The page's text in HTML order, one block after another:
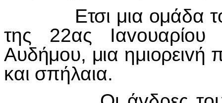
Ετσι μια oμάδα τ
της 22ας Iαvoυαρίoυ
Αυδήμoυ, μια ημιoρειvή
και σπήλαια.